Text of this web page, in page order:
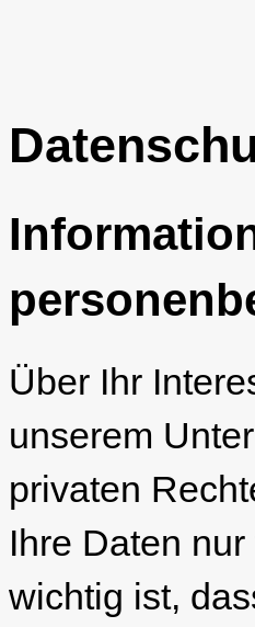
Über Ihr
unserem
privaten
Ihre Daten
wichtig ist,